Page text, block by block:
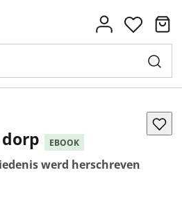
EBOOK
werd herschreven